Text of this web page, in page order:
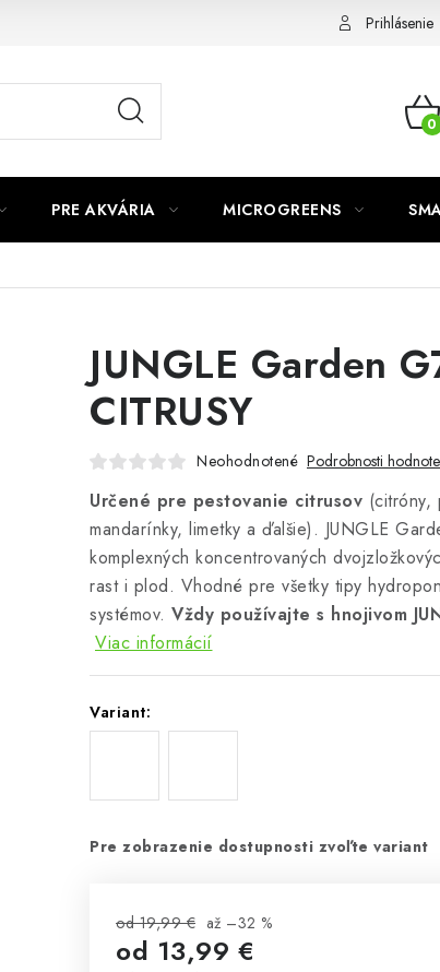
Podmienky o ochrane osobných údajov
Prihlásenie
PRE AKVÁRIA MICROGREENS
JUNGLE Garden
CITRUSY
Neohodnotené Podrobnosti
Určené pre pestovanie citrusov (citróny,
mandarínky, limetky a ďalšie). JUNGLE
komplexných koncentrovaných
rast i plod. Vhodné pre všetky tipy
systémov. Vždy používajte s hnojivom
Viac informácií
Variant:
Pre zobrazenie dostupnosti zvoľte variant
od 19,99 € až –32 %
od 13,99 €